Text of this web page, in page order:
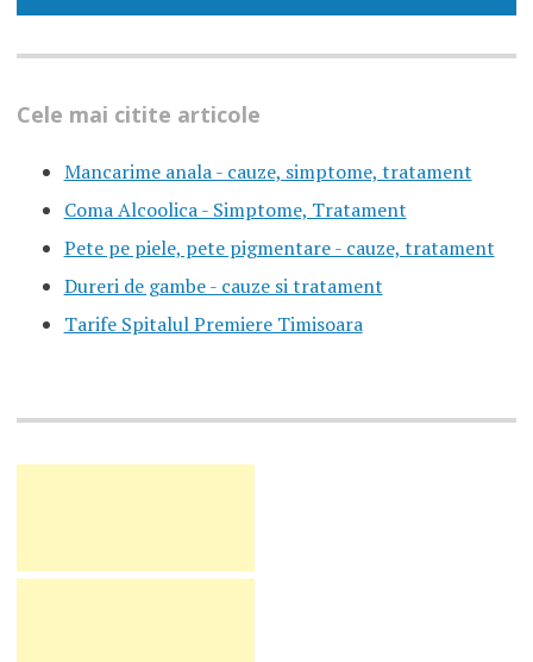
Cele mai citite articole
Mancarime anala - cauze, simptome, tratament
Coma Alcoolica - Simptome, Tratament
Pete pe piele, pete pigmentare - cauze, tratament
Dureri de gambe - cauze si tratament
Tarife Spitalul Premiere Timisoara